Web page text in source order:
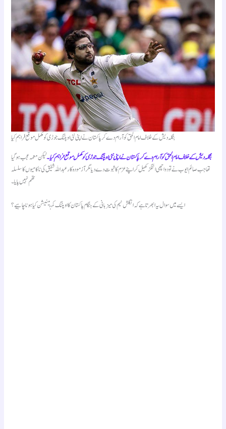
بنگلہ دیش کے خلاف امام الحق کو آرام دے کر پاکستان نے اپنی نئی اوپننگ جوڑی کو مکمل موقع فراہم کیا
بنگلہ دیش کے خلاف امام الحق کو آرام دے کر پاکستان نے اپنی نئی اوپننگ جوڑی کو مکمل موقع فراہم کیا۔لیکن معمہ عجب ہو گیا
تھا جب صائم ایوب نے تو دو اچھی اننگز کھیل کر اپنے عزم کا ثبوت دے دیا مگر آزمودہ کار عبداللہ شفیق کی ناکامیوں کا سلسلہ
تھم نہیں پایا۔
ایسے میں سوال یہ ابھرتا ہے کہ انگلش ٹیم کی میزبانی کے ہنگام پاکستان کا اوپننگ کمبینیشن کیا ہونا چاہیے؟